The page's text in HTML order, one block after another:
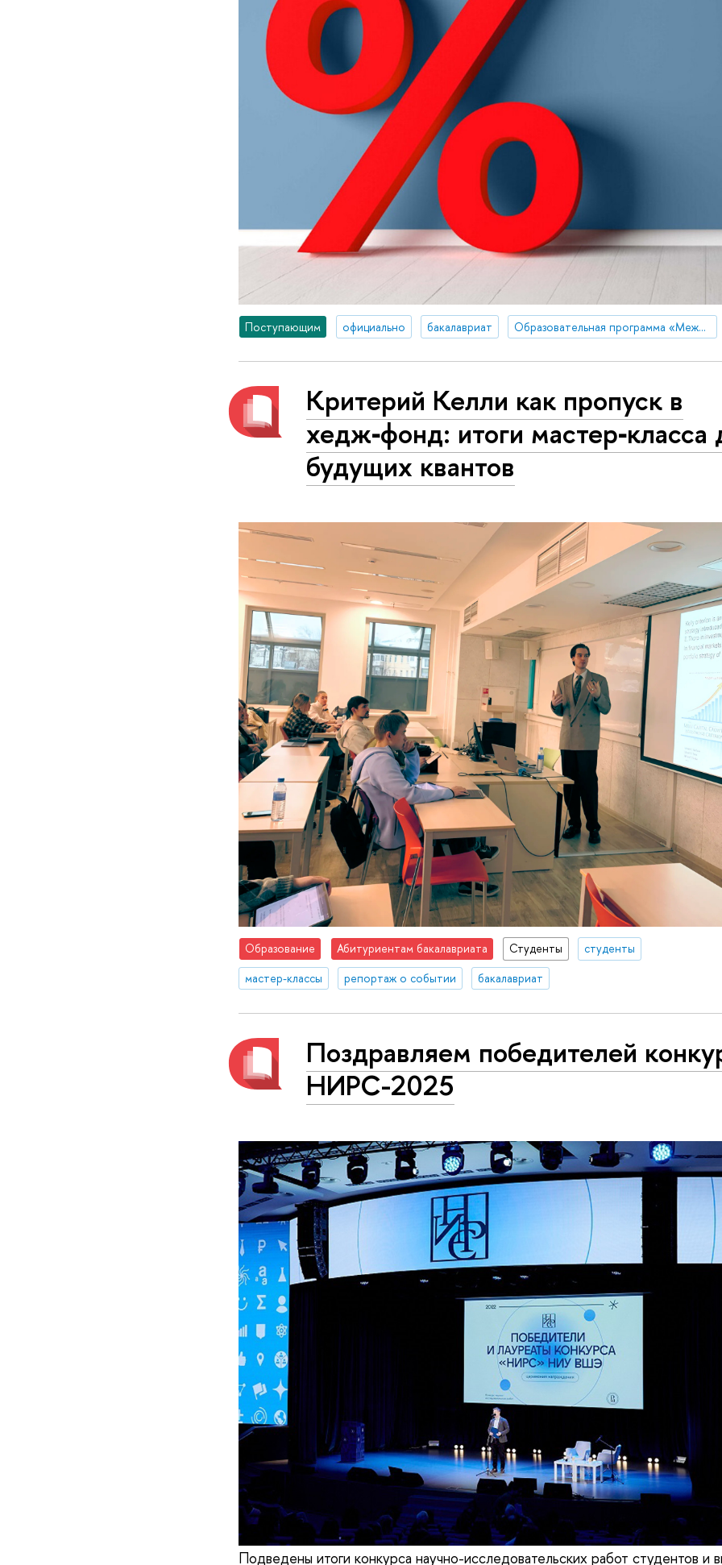
Поступающим официально бакалавриат Образовательная программа «Международная программа по экономике и финансам»
Критерий Келли как пропуск в
хедж‑фонд: итоги мастер‑класса
будущих квантов
Образование Абитуриентам бакалавриата Студенты
студенты
мастер-классы
репортаж о событии бакалавриат
Поздравляем победителей
НИРС-2025
Подведены итоги конкурса научно-исследовательских работ студентов и